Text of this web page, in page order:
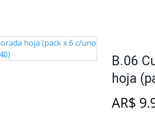
B.06
hoja
AR$